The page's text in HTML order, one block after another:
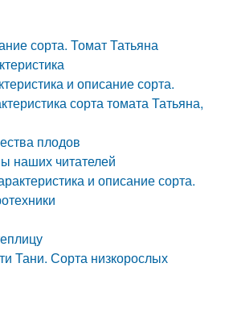
сорта. Томат Татьяна
и описание сорта.
сорта томата Татьяна,
плодов
наших читателей
и описание сорта.
Тани. Сорта низкорослых